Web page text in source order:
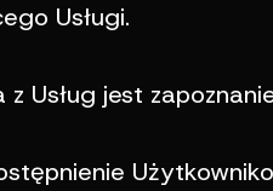
Usługi.
Usług jest